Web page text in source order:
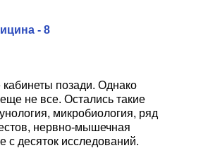
- 8
кабинеты позади. Однако
не все. Остались такие
микробиология, ряд
нервно-мышечная
с десяток исследований.